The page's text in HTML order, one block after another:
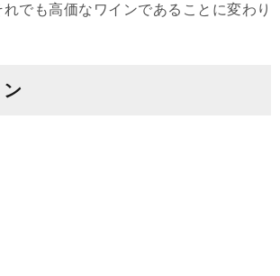
でも高価なワインであることに変わり